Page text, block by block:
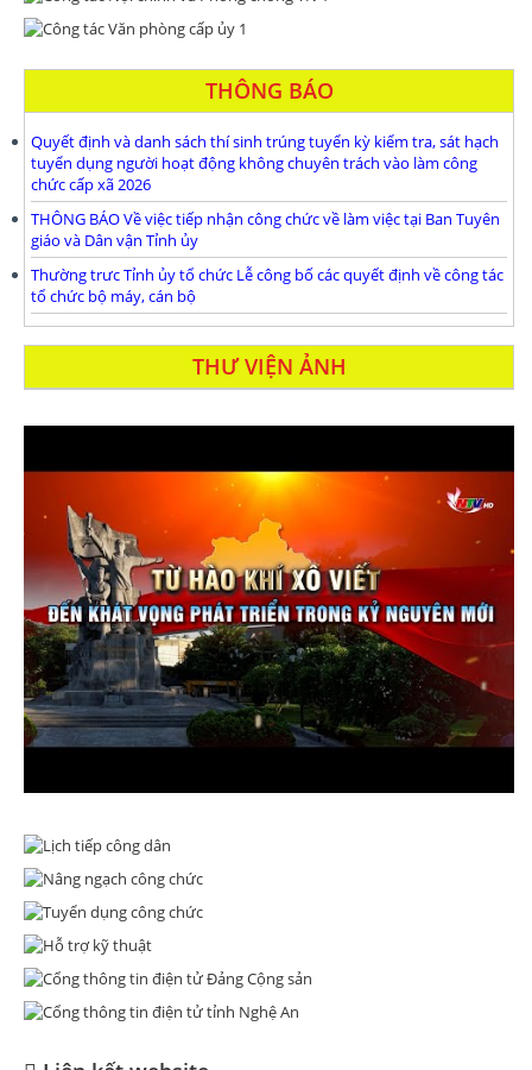
THÔNG BÁO
Quyết định và danh sách thí sinh trúng tuyển kỳ kiểm tra, sát hạch
tuyển dụng người hoạt động không chuyên trách vào làm công
chức cấp xã 2026
THÔNG BÁO Về việc tiếp nhận công chức về làm việc tại Ban Tuyên
giáo và Dân vận Tỉnh ủy
Thường trưc Tỉnh ủy tổ chức Lễ công bố các quyết định về công tác
tổ chức bộ máy, cán bộ
THƯ VIỆN ẢNH